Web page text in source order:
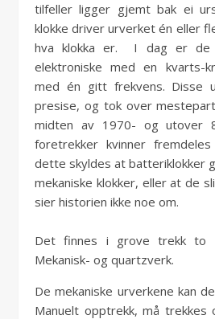
tilfeller ligger gjemt bak ei
klokke driver urverket én eller
hva klokka er. I dag er de
elektroniske med en kvarts-
med én gitt frekvens. Disse
presise, og tok over
midten av 1970- og utover
foretrekker kvinner
dette skyldes at batteriklokker
mekaniske klokker, eller at de
sier historien ikke noe om.
Det finnes i grove trekk to
Mekanisk- og quartzverk.
De mekaniske urverkene kan
Manuelt opptrekk, må trekkes